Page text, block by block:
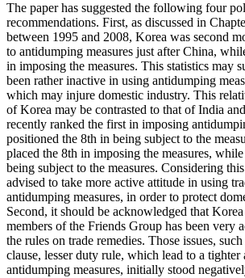
The paper has suggested the following four
recommendations. First, as discussed in
between 1995 and 2008, Korea was second
to antidumping measures just after China,
in imposing the measures. This statistics may
been rather inactive in using antidumping
which may injure domestic industry. This
of Korea may be contrasted to that of India
recently ranked the first in imposing
positioned the 8th in being subject to the
placed the 8th in imposing the measures,
being subject to the measures. Considering
advised to take more active attitude in using
antidumping measures, in order to protect
Second, it should be acknowledged that
members of the Friends Group has been very
the rules on trade remedies. Those issues,
clause, lesser duty rule, which lead to a
antidumping measures, initially stood